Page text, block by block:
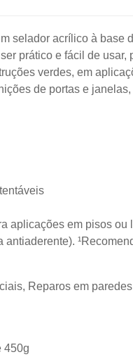
selador acrílico à base
prático e fácil de
verdes, em
de portas e
aplicações em pisos
Reparos em
450g